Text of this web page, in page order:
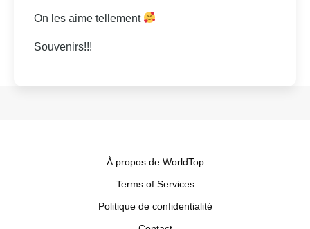
On les aime tellement
Souvenirs!!!
À propos de WorldTop
Terms of Services
Politique de confidentialité